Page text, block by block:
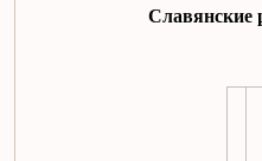
Славянские